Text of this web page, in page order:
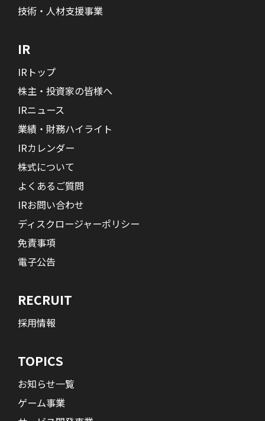
技術・人材支援事業
IR
IRトップ
株主・投資家の皆様へ
IRニュース
業績・財務ハイライト
IRカレンダー
株式について
よくあるご質問
IRお問い合わせ
ディスクロージャーポリシー
免責事項
電子公告
RECRUIT
採用情報
TOPICS
お知らせ一覧
ゲーム事業